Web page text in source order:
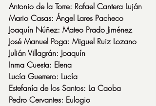
Antonio de la Torre: Rafael Cantera Luján
Mario Casas: Ángel Lares Pacheco
Joaquín Núñez: Mateo Prado Jiménez
José Manuel Poga: Miguel Ruiz Lozano
Julián Villagrán: Joaquín
Inma Cuesta: Elena
Lucía Guerrero: Lucía
Estefanía de los Santos: La Caoba
Pedro Cervantes: Eulogio